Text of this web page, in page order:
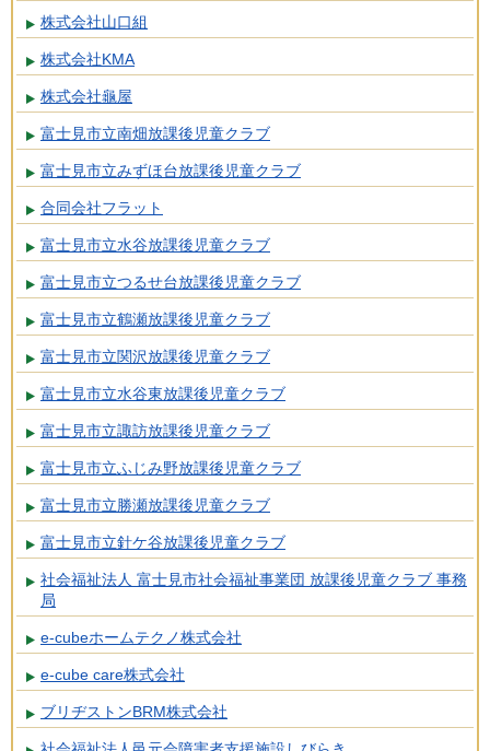
株式会社山口組
株式会社KMA
株式会社龜屋
富士見市立南畑放課後児童クラブ
富士見市立みずほ台放課後児童クラブ
合同会社フラット
富士見市立水谷放課後児童クラブ
富士見市立つるせ台放課後児童クラブ
富士見市立鶴瀬放課後児童クラブ
富士見市立関沢放課後児童クラブ
富士見市立水谷東放課後児童クラブ
富士見市立諏訪放課後児童クラブ
富士見市立ふじみ野放課後児童クラブ
富士見市立勝瀬放課後児童クラブ
富士見市立針ケ谷放課後児童クラブ
社会福祉法人 富士見市社会福祉事業団 放課後児童クラブ 事務
局
e-cubeホームテクノ株式会社
e-cube care株式会社
ブリヂストンBRM株式会社